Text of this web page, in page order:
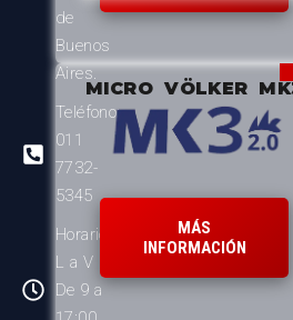
de
Buenos
Aires.
Teléfono:
011
7732-
5345
Horario:
L a V
De 9 a
MICRO VÖLKER
MÁS
INFORMACIÓN